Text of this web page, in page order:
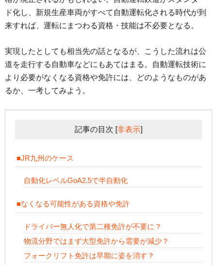
ド化し、新規生産車両がすべて自動運転化される時代が到
来すれば、運転にまつわる資格・技能は不必要となる。
実現したとしても相当先の話となるが、こうした流れは公
道を走行する自動車などにもあてはまる。自動運転技術に
より必要がなくなる資格や免許には、どのようなものがあ
るか、一考してみよう。
記事の目次 [非表示]
■JR九州のケース
自動化レベルGoA2.5で半自動化
■なくなる可能性がある資格や免許
ドライバー無人化で第二種免許が不要に？
物流分野ではまず大型免許から需要が減少？
フォークリフト免許は早期に姿を消す？